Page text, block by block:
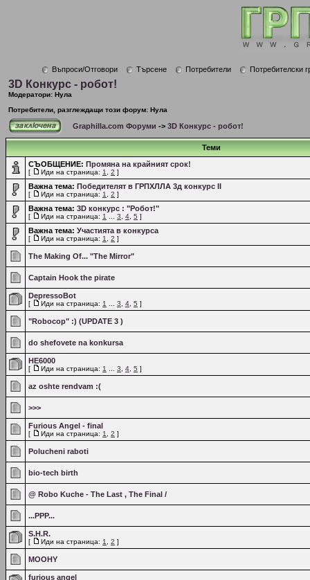
Въпроси/Отговори Търсене Потребители Потребителски
3D Конкурс - робот!
Модератори: Нула
Потребители, разглеждащи този форум: Нула
Graphilla.com Форуми -> 3D Конкурс - робот!
Теми
СЪОБЩЕНИЕ: Промяна на крайният срок!
[ Иди на страница: 1 2 ]
Важна тема: Победителят в ГРПХЛЛА 3д конкурс II
[ Иди на страница: 1 2 ]
Важна тема: 3D конкурс : "Робот!"
[ Иди на страница: 1 3 4 5 ]
Важна тема: Участията в конкурса
[ Иди на страница: 1 2 ]
The Making Of... "The Mirror"
Captain Hook the pirate
DepressoBot
[ Иди на страница: 1 3 4 5 ]
"Robocop" :) (UPDATE 3 )
do shefovete na konkursa
HE6000
[ Иди на страница: 1 3 4 5 ]
az oshte rendvam :(
>>>
Furious Angel - final
[ Иди на страница: 1 2 ]
Polucheni raboti
bio-tech birth
@ Robo Kuche - The Last , The Final /
...PPP...
S.H.R.
[ Иди на страница: 1 2 ]
MOOHY
furious angel